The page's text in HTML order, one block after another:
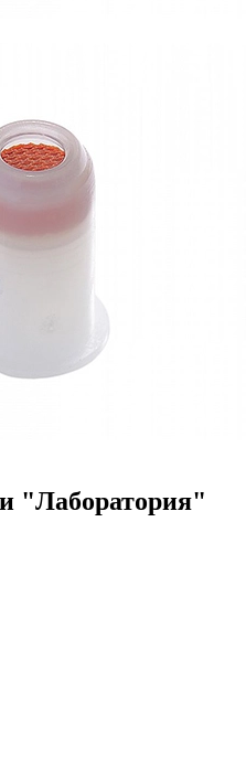
"Лаборатория"